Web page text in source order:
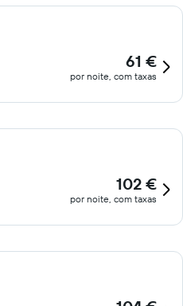
61 €
por noite, com taxas
102 €
por noite, com taxas